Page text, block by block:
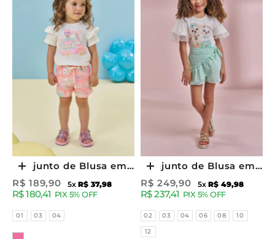
Escolher opções
Conjunto de Blusa em
Cotton e Shorts em
Molecotton 95232
Kukiê Infantil Menina
Preço promocional
R$ 189,90 5xR$ 37,98
R$ 180,41 PIX 5% OFF
Tamanhos
01 03 04
Escolher opções
Conjunto de Blusa em
Cotton e Shorts Saia
em Tricoline Listrado
97131 Kukiê Infantil
Menina
Preço promocional
R$ 249,90 5xR$ 49,98
R$ 237,41 PIX 5% OFF
Tamanhos
02 03 04 06 08
10
12